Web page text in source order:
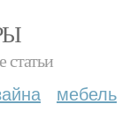
статьи
мебель